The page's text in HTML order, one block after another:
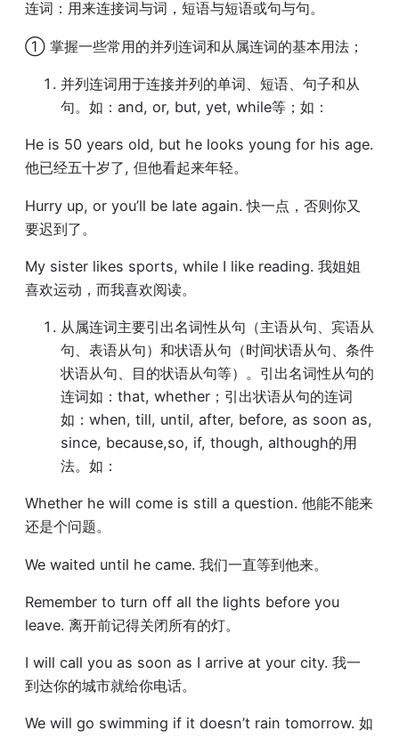
连词：用来连接词与词，短语与短语或句与句。
① 掌握一些常用的并列连词和从属连词的基本用法；
并列连词用于连接并列的单词、短语、句子和从
句。如：and, or, but, yet, while等；如：
He is 50 years old, but he looks young for his age.
他已经五十岁了, 但他看起来年轻。
Hurry up, or you’ll be late again. 快一点，否则你又
要迟到了。
My sister likes sports, while I like reading. 我姐姐
喜欢运动，而我喜欢阅读。
从属连词主要引出名词性从句（主语从句、宾语从
句、表语从句）和状语从句（时间状语从句、条件
状语从句、目的状语从句等）。引出名词性从句的
连词如：that, whether；引出状语从句的连词
如：when, till, until, after, before, as soon as,
since, because,so, if, though, although的用
法。如：
Whether he will come is still a question. 他能不能来
还是个问题。
We waited until he came. 我们一直等到他来。
Remember to turn off all the lights before you
leave. 离开前记得关闭所有的灯。
I will call you as soon as I arrive at your city. 我一
到达你的城市就给你电话。
We will go swimming if it doesn’t rain tomorrow. 如